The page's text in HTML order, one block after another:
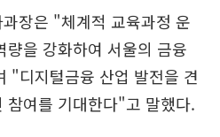
장은 "체계적 교육과정 운
량을 강화하여 서울의 금융
"디지털금융 산업 발전을 견
참여를 기대한다"고 말했다.